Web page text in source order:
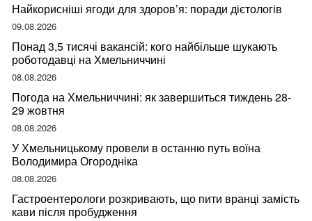
Найкорисніші ягоди для здоров’я: поради дієтологів
09.08.2026
Понад 3,5 тисячі вакансій: кого найбільше шукають
роботодавці на Хмельниччині
08.08.2026
Погода на Хмельниччині: як завершиться тиждень 28-
29 жовтня
08.08.2026
У Хмельницькому провели в останню путь воїна
Володимира Огородніка
08.08.2026
Гастроентерологи розкривають, що пити вранці замість
кави після пробудження